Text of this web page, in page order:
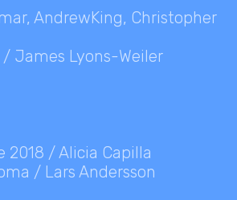
AndrewKing, Christopher
James Lyons-Weiler
2018 / Alicia Capilla
/ Lars Andersson